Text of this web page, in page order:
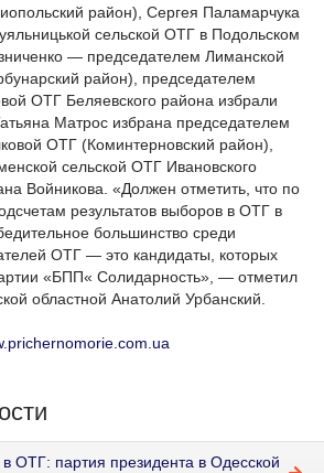
район), Сергея Паламарчука
сельской ОТГ в Подольском
— председателем Лиманской
район), председателем
ОТГ Беляевского района избрали
Матрос избрана председателем
ОТГ (Коминтерновский район),
сельской ОТГ Ивановского
Войникова. «Должен отметить, что по
результатов выборов в ОТГ в
большинство среди
ОТГ — это кандидаты, которых
«БПП« Солидарность», — отметил
областной Анатолий Урбанский.
в ОТГ: партия президента в Одесской